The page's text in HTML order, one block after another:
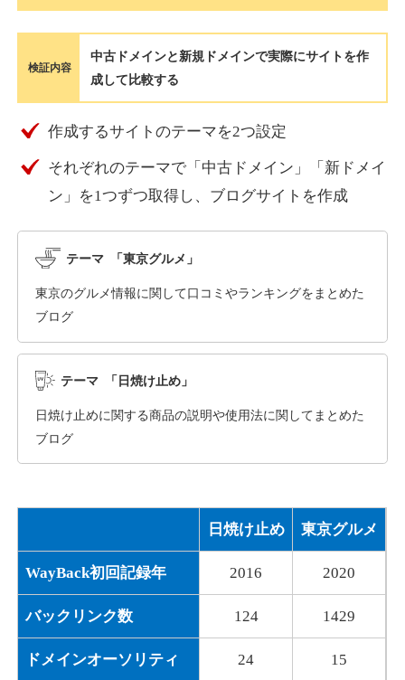
詳細を見る
3,300円 入札 3件
詳細を見る
suka-jp.com
ジャンルその他
DA 40 外部リンク数2518 ドメイン年齢1年
10,800円 入札 0件
詳細を見る
dka-hero.com
ジャンル その他
10,800円
詳細を見る
ジャンルその他
40
10,800円 入札 0件
検証内容
中古ドメインと新規ドメインで実際にサイトを作
成して比較する
作成するサイトのテーマを2つ設定
それぞれのテーマで「中古ドメイン」「新ドメイ
ン」を1つずつ取得し、ブログサイトを作成
テーマ 「東京グルメ」
東京のグルメ情報に関して口コミやランキングをまとめた
ブログ
テーマ 「日焼け止め」
日焼け止めに関する商品の説明や使用法に関してまとめた
ブログ
日焼け止め 東京グルメ
WayBack初回記録年 2016 2020
バックリンク数 124 1429
ドメインオーソリティ 24 15